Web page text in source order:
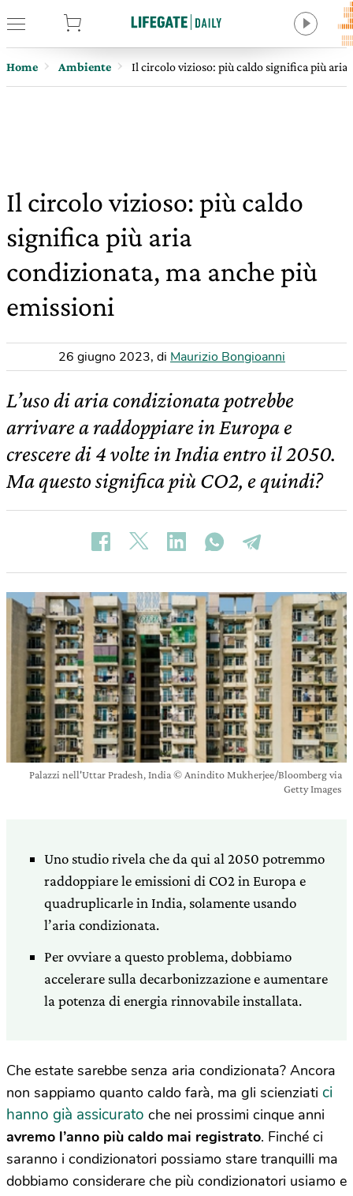
Home Ambiente Il circolo vizioso: più caldo significa più
Il circolo vizioso: più caldo
significa più aria
condizionata, ma anche più
emissioni
26 giugno 2023, di Maurizio Bongioanni
L’uso di aria condizionata potrebbe
arrivare a raddoppiare in Europa e
crescere di 4 volte in India entro il 2050.
Ma questo significa più CO2, e quindi?
Palazzi nell'Uttar Pradesh, India © Anindito Mukherjee/Bloomberg via
Getty Images
Uno studio rivela che da qui al 2050 potremmo
raddoppiare le emissioni di CO2 in Europa e
quadruplicarle in India, solamente usando
l’aria condizionata.
Per ovviare a questo problema, dobbiamo
accelerare sulla decarbonizzazione e aumentare
la potenza di energia rinnovabile installata.
Che estate sarebbe senza aria condizionata? Ancora
non sappiamo quanto caldo farà, ma gli scienziati ci
hanno già assicurato che nei prossimi cinque anni
avremo l’anno più caldo mai registrato. Finché ci
saranno i condizionatori possiamo stare tranquilli ma
dobbiamo considerare che più condizionatori usiamo e